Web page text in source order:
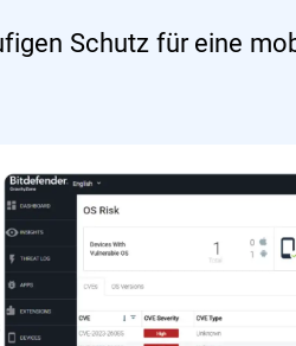
Schutz für eine